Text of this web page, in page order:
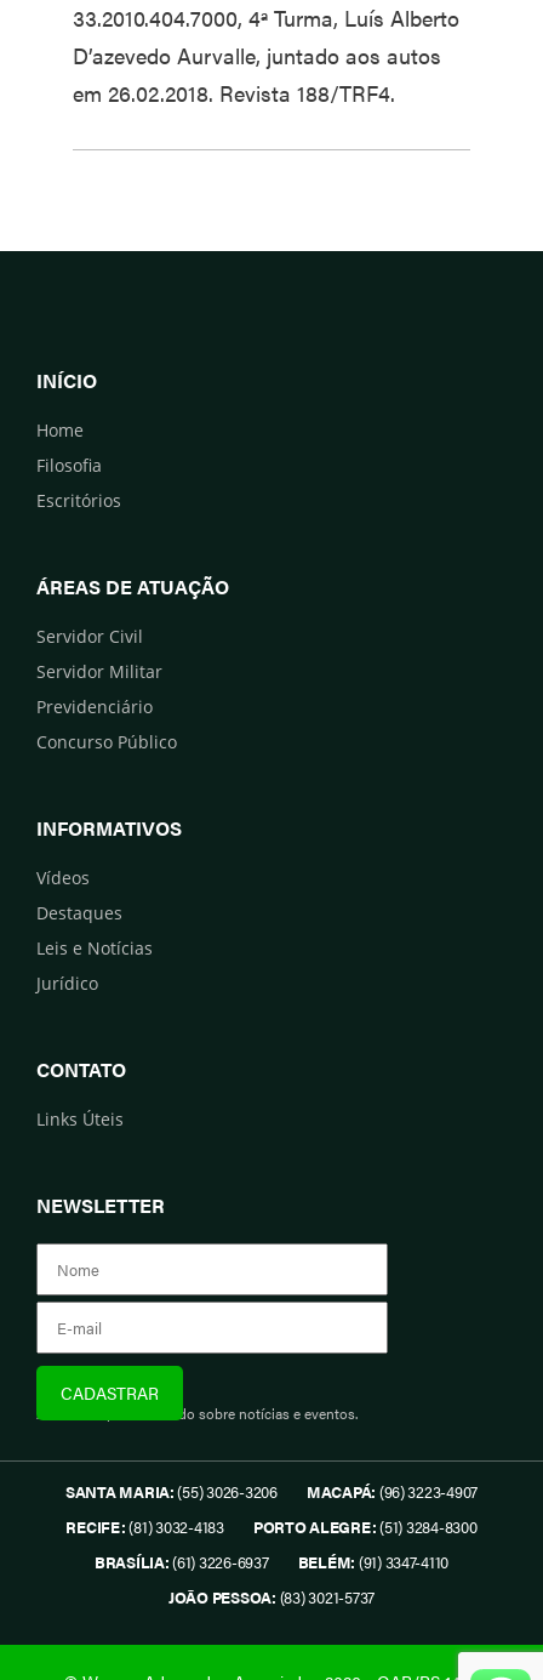
33.2010.404.7000, 4ª Turma, Luís Alberto
D’azevedo Aurvalle, juntado aos autos
em 26.02.2018. Revista 188/TRF4.
INÍCIO
Home
Filosofia
Escritórios
ÁREAS DE ATUAÇÃO
Servidor Civil
Servidor Militar
Previdenciário
Concurso Público
INFORMATIVOS
Vídeos
Destaques
Leis e Notícias
Jurídico
CONTATO
Links Úteis
NEWSLETTER
Assine e fique informado sobre notícias e eventos.
SANTA MARIA:(55) 3026-3206 MACAPÁ: (96) 3223-4907
RECIFE:(81) 3032-4183 PORTO ALEGRE:(51) 3284-8300
BRASÍLIA:(61) 3226-6937 BELÉM: (91) 3347-4110
JOÃO PESSOA: (83) 3021-5737